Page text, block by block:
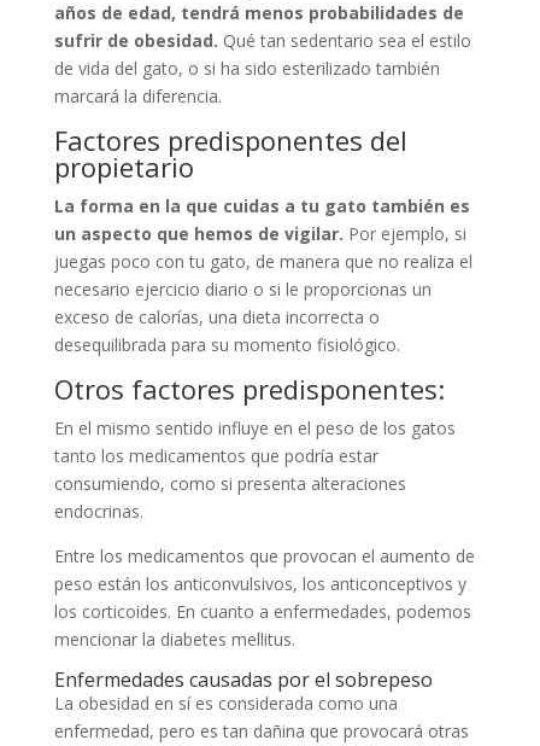
años de edad, tendrá menos probabilidades de
sufrir de obesidad. Qué tan sedentario sea el estilo
de vida del gato, o si ha sido esterilizado también
marcará la diferencia.
Factores predisponentes del
propietario
La forma en la que cuidas a tu gato también es
un aspecto que hemos de vigilar. Por ejemplo, si
juegas poco con tu gato, de manera que no realiza el
necesario ejercicio diario o si le proporcionas un
exceso de calorías, una dieta incorrecta o
desequilibrada para su momento fisiológico.
Otros factores predisponentes:
En el mismo sentido influye en el peso de los gatos
tanto los medicamentos que podría estar
consumiendo, como si presenta alteraciones
endocrinas.
Entre los medicamentos que provocan el aumento de
peso están los anticonvulsivos, los anticonceptivos y
los corticoides. En cuanto a enfermedades, podemos
mencionar la diabetes mellitus.
Enfermedades causadas por el sobrepeso
La obesidad en sí es considerada como una
enfermedad, pero es tan dañina que provocará otras